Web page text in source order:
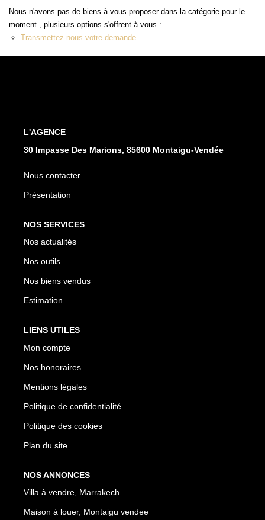
CONTACT
Nous n'avons pas de biens à vous proposer dans la catégorie pour le
moment , plusieurs options s'offrent à vous :
Transmettez-nous votre demande
L'AGENCE
30 Impasse Des Marions, 85600 Montaigu-Vendée
Nous contacter
Présentation
NOS SERVICES
Nos actualités
Nos outils
Nos biens vendus
Estimation
LIENS UTILES
Mon compte
Nos honoraires
Mentions légales
Politique de confidentialité
Politique des cookies
Plan du site
NOS ANNONCES
Villa à vendre, Marrakech
Maison à louer, Montaigu vendee